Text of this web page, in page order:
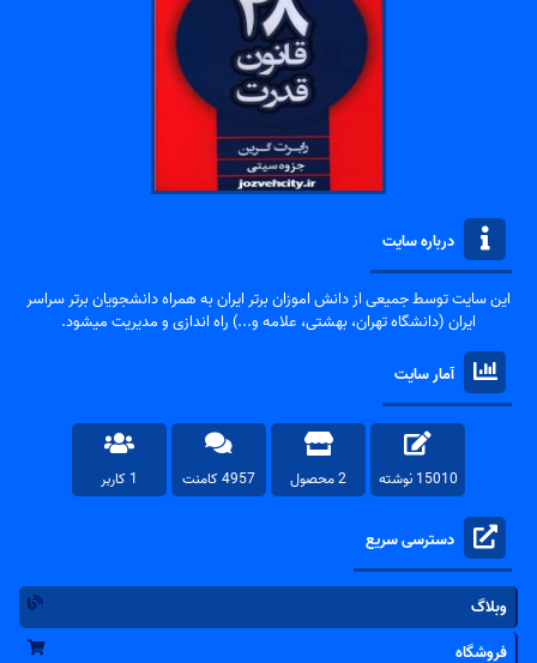
درباره سایت
این سایت توسط جمیعی از دانش اموزان برتر ایران به همراه دانشجویان برتر سراسر
ایران (دانشگاه تهران، بهشتی، علامه و...) راه اندازی و مدیریت میشود.
آمار سایت
15010 نوشته 2 محصول 4957 کامنت 1 کاربر
دسترسی سریع
وبلاگ
فروشگاه